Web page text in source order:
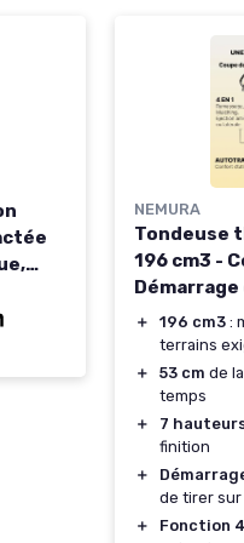
NEMURA
Tondeuse
196 cm3 -
＋ 196 cm3 :
terrains
＋
53 cm de
temps
＋
7
finition
＋
de tirer
＋
Fonction